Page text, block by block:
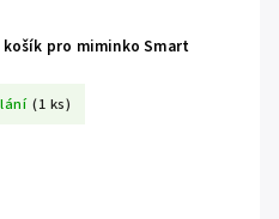
pro miminko Smart
(1 ks)